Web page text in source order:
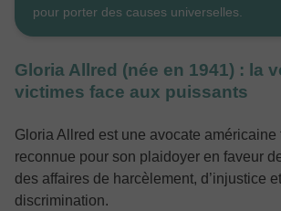
pour porter des causes universelles.
Gloria Allred (née en 1941) : la
victimes face aux puissants
Gloria Allred est une avocate américaine
reconnue pour son plaidoyer en faveur
des affaires de harcèlement, d’injustice
discrimination.